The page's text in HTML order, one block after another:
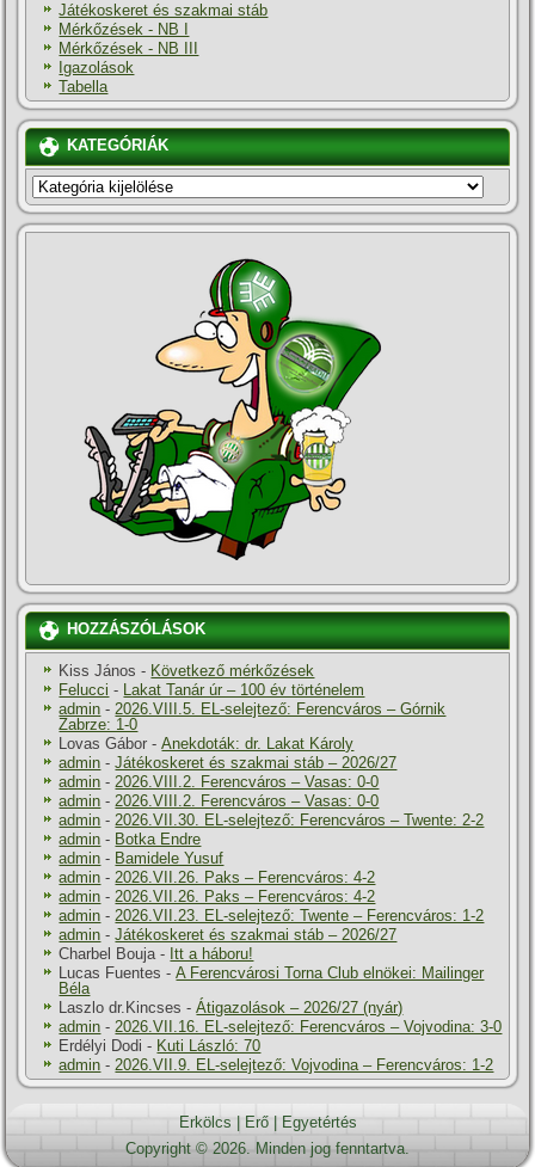
Játékoskeret és szakmai stáb
Mérkőzések - NB I
Mérkőzések - NB III
Igazolások
Tabella
KATEGÓRIÁK
KATEGÓRIÁK
HOZZÁSZÓLÁSOK
Kiss János - Következő mérkőzések
Felucci - Lakat Tanár úr – 100 év történelem
admin -2026.VIII.5. EL-selejtező: Ferencváros – Górnik
Zabrze: 1-0
Lovas Gábor -Anekdoták: dr. Lakat Károly
admin -Játékoskeret és szakmai stáb – 2026/27
admin -2026.VIII.2. Ferencváros – Vasas: 0-0
admin -2026.VIII.2. Ferencváros – Vasas: 0-0
admin -2026.VII.30. EL-selejtező: Ferencváros – Twente: 2-2
admin - Botka Endre
admin - Bamidele Yusuf
admin -2026.VII.26. Paks – Ferencváros: 4-2
admin -2026.VII.26. Paks – Ferencváros: 4-2
admin -2026.VII.23. EL-selejtező: Twente – Ferencváros: 1-2
admin -Játékoskeret és szakmai stáb – 2026/27
Charbel Bouja- Itt a háboru!
Lucas Fuentes -A Ferencvárosi Torna Club elnökei: Mailinger
Béla
Laszlo dr.Kincses -Átigazolások – 2026/27 (nyár)
admin -2026.VII.16. EL-selejtező: Ferencváros – Vojvodina: 3-0
Erdélyi Dodi - Kuti László: 70
admin -2026.VII.9. EL-selejtező: Vojvodina – Ferencváros: 1-2
Erkölcs Erő|
Egyetértés
Copyright © 2026. Minden jog fenntartva.